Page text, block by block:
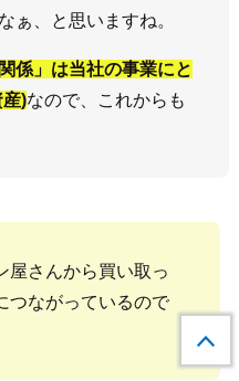
ぁ、と思いますね。
係」は当社の事業にと
)なので、これからも
屋さんから買い取っ
つながっているので